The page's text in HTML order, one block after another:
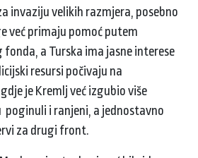
invaziju velikih razmjera, posebno
već primaju pomoć putem
a Turska ima jasne interese
resursi počivaju na
je Kremlj već izgubio više
poginuli i ranjeni, a jednostavno
za drugi front.